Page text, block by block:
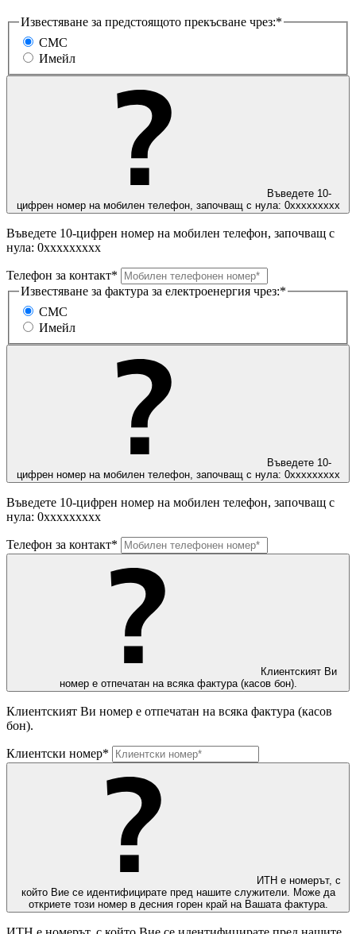
Известяване за предстоящото прекъсване чрез:*
СМС
Имейл
Въведете 10-
цифрен номер на мобилен телефон, започващ с нула: 0ххххххххх
Въведете 10-цифрен номер на мобилен телефон, започващ с
нула: 0ххххххххх
Телефон за контакт*
Известяване за фактура за електроенергия чрез:*
СМС
Имейл
Въведете 10-
цифрен номер на мобилен телефон, започващ с нула: 0ххххххххх
Въведете 10-цифрен номер на мобилен телефон, започващ с
нула: 0ххххххххх
Телефон за контакт*
Клиентският Ви
номер е отпечатан на всяка фактура (касов бон).
Клиентският Ви номер е отпечатан на всяка фактура (касов
бон).
Клиентски номер*
ИТН е номерът, с
който Вие се идентифицирате пред нашите служители. Може да
откриете този номер в десния горен край на Вашата фактура.